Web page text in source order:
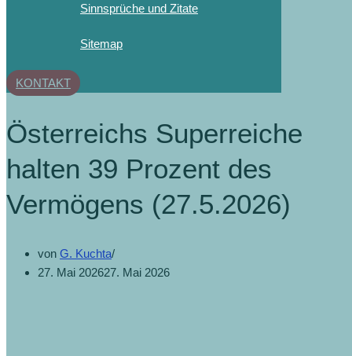
Sinnsprüche und Zitate
Sitemap
KONTAKT
Österreichs Superreiche
halten 39 Prozent des
Vermögens (27.5.2026)
von G. Kuchta
27. Mai 202627. Mai 2026